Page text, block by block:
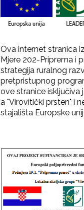
Ova internet stranica
Mjere 202-Priprema i
strategija ruralnog
pretpristupnog
ove stranice
a "Virovitički prsten" i
stajališta Europske